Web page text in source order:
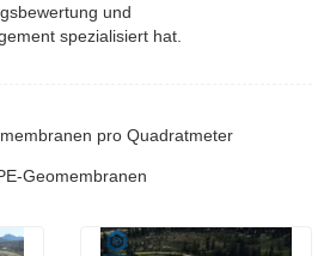
und
spezialisiert hat.
pro Quadratmeter
Geomembranen